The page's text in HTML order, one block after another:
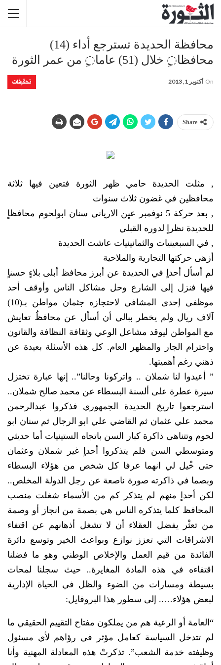
محافظة الحديدة تسترجع أداء (14)
محافظا◌ٍ خلال (51) عاما◌ٍ من عمر الثورة
تحقيقات On أكتوبر 1, 2013
Share
, مثلت الحديدة حامي ظهر الثورة فتعين فيها ثلاثة
محافظين في غضون ثلاث سنوات
, بعد حركة 5 نوفمبر عيِن الارياني سنان ابولحوم محافظاٍ
للحديدة نظراٍ لدوره القبلي
, في السبعينيات والثمانينيات عاشت الحديدة
أزهى حركتها التجارية والملاحية
لم أسأل أحداٍ في الحديدة عن أبرز محافظ أبلى بلاءٍ حسناٍ
فيها فنزل إلى الشارع وحل مشاكل الناس وأوقف أحد
موظفي إحدى المشافي لاحتجازه جثمان مواطن بـ(10)
آلاف ريال ولم يخطر ببالي أن أسأل عن محافظُ تعايش
مع المواطن ليوقد مشاعل الوعي وثقافة النظافة والقانون
واحترام الجار والمظهر العام. كل هذه الأسئلة بعيدة عن
ذهني رغم أهميتها.
” أعيدوا لنا شملان .. واتركونا وحالنا”.. إنها عبارة تختزل
سيرة عطرة على ألسنة البسطاء عن محمد صالح شملان..
استرجعوا تاريخ الحديدة الجمهوري فذكروا عبدالرحمن
محمد علي عثمان ثم القاضي علي ابو الرجال ثم سنان ابو
لحوم وتتناهى ذاكرة كبار السن باتجاه الستينيات أما حديثي
ومتوسطي السن فلم يتذكروا أحداٍ غير شملان وعثمان
حتى خْيل لي انهما عرفا كل شخص من هؤلاء البسطاء
وبصما في ذاكرته صورة ناصعة عن رجل الدولة المخلص..
لكن أحداٍ منهم لم يتذكر كم من الأسماء شغلت منصب
المحافظ كلما يتذكره الناس هي بصمة من انجاز أو وصمة
من تعثْر يفضل العقلاء أن لا تشغل أذهانهم عن اقتفاء
الاشراقات التي تعزز نوازع وبواعث الخير وتوسع دائرة
الفائدة من قيم العمل والإخلاص الوطني وهو ما فضلنا
اقتفاءه في هذه المادة المغايرة.. حيث سجلنا لمحات
بسيطة ومسارات من الضوء والظل في الحياة الإدارية
لبعض هؤلاء….. إلى سطور هذا البروفايل:
“العامة أو الرعية هم من يملكون مفتاح التقييم الحقيقي ما
لم تتدخل السياسة كعامل مؤثر في رؤاهم لأي مسئول
وظيفته خدمة الشعب”. تذكرتْ هذه المعادلة المهنية وأنا